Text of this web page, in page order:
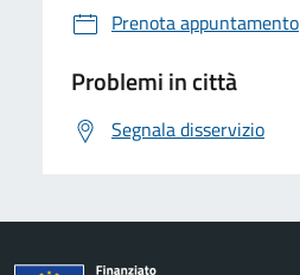
Prenota appuntamento
Problemi in città
Segnala disservizio